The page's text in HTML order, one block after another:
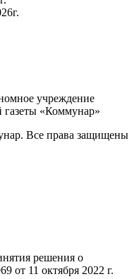
учреждение
газеты «Коммунар»
Все права защищены
решения о
от 11 октября 2022 г.